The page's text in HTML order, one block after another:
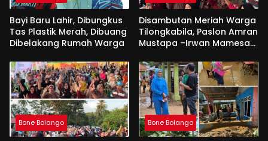
Bayi Baru Lahir, Dibungkus
Tas Plastik Merah, Dibuang
Dibelakang Rumah Warga
Disambutan Meriah Warga
Tilongkabila, Paslon Amran
Mustapa –Irwan Mamesah
Bone Bolango Bone Bolango